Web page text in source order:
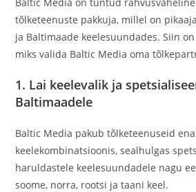
tõlketeenuste pakkuja, millel on
ja Baltimaade keelesuundades. Siin
miks valida Baltic Media oma
1. Lai keelevalik ja
Baltimaadele
Baltic Media pakub tõlketeenuseid
keelekombinatsioonis, sealhulgas
haruldastele keelesuundadele nagu
soome, norra, rootsi ja taani keel.